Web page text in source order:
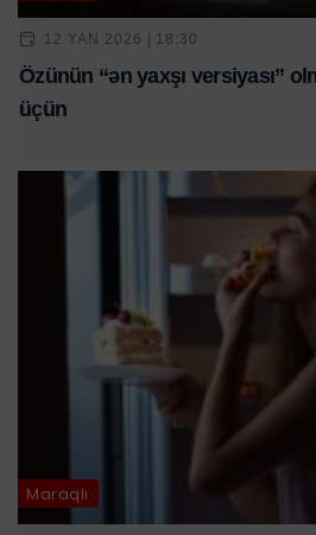
12 YAN 2026 | 18:30
Özünün “ən yaxşı versiyası”
üçün
Maraqlı